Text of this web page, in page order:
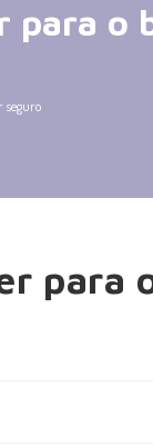
para o
seguro
para